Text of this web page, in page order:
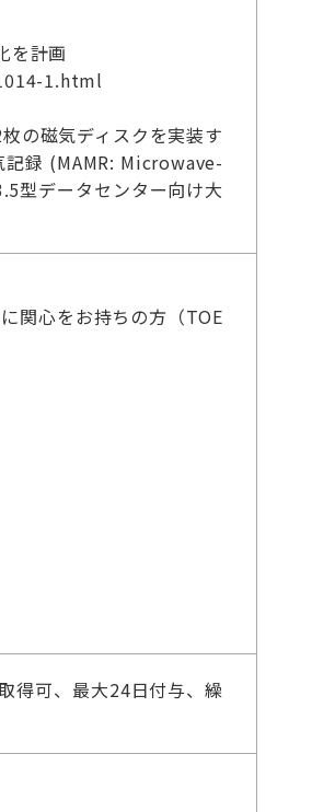
を計画
1.html
の磁気ディスクを実装す
記録 (MAMR: Microwave-
型データセンター向け大
関心をお持ちの方（TOE
得可、最大24日付与、繰